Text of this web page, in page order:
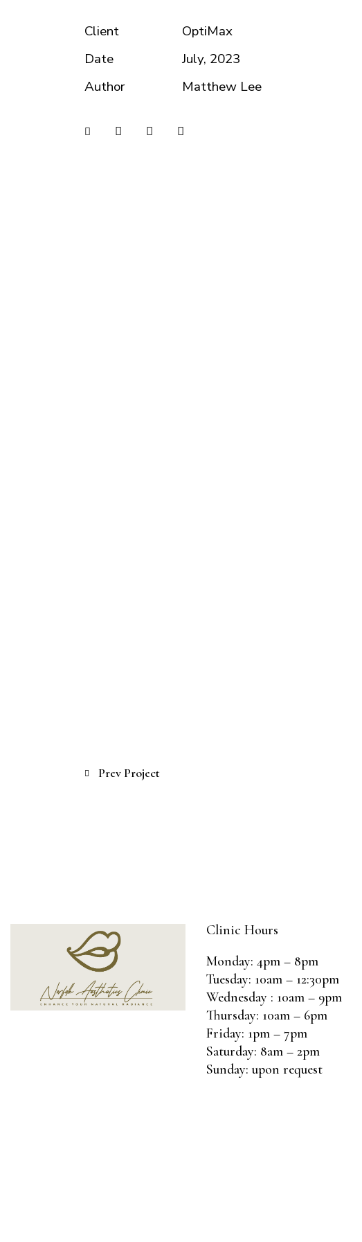
Client
OptiMax
Date
July, 2023
Author
Matthew Lee
Prev Project
Clinic Hours
Monday: 4pm – 8pm
Tuesday: 10am – 12:30pm
Wednesday : 10am – 9pm
Thursday: 10am – 6pm
Friday: 1pm – 7pm
Saturday: 8am – 2pm
Sunday: upon request